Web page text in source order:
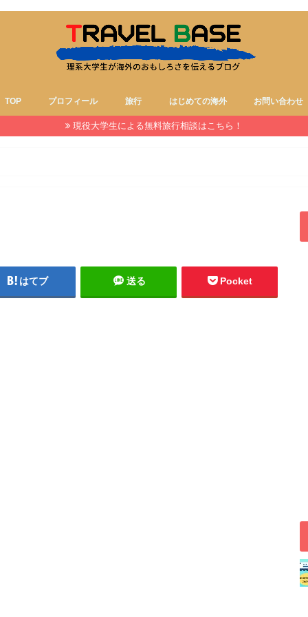
TOP プロフィール 旅行 はじめての海外 お問い合わせ
現役大学生による無料旅行相談はこちら！
はてブ 送る Pocket